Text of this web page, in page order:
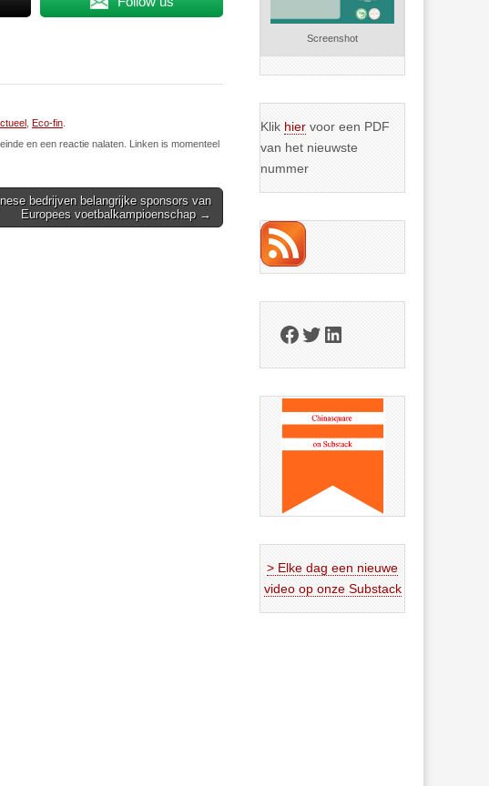
Eco-fin
en een reactie nalaten. Linken is momenteel
bedrijven belangrijke sponsors van
Europees voetbalkampioenschap →
Screenshot
Klik hier voor een PDF
van het nieuwste
nummer
Facebook
Twitter
LinkedIn
> Elke dag een nieuwe
video op onze Substack